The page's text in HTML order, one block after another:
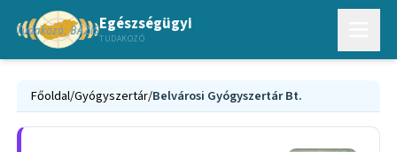
Egészségügyi
TUDAKOZÓ
Főoldal/Gyógyszertár/Belvárosi Gyógyszertár Bt.